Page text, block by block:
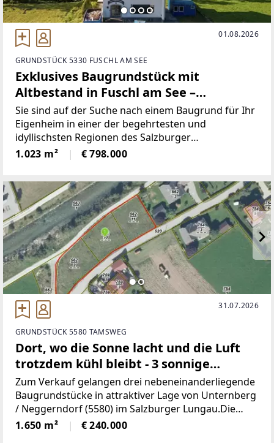
01.08.2026
GRUNDSTÜCK 5330 FUSCHL AM SEE
Exklusives Baugrundstück mit
Altbestand in Fuschl am See –
Wohntraum in Seenähe!
Sie sind auf der Suche nach einem Baugrund für Ihr
Eigenheim in einer der begehrtesten und
idyllischsten Regionen des Salzburger
Salzkammergutes? Dann haben wir genau das
Richtige für Sie! In Fuschl am See, eingebettet in eine
1.023 m² € 798.000
31.07.2026
GRUNDSTÜCK 5580 TAMSWEG
Dort, wo die Sonne lacht und die Luft
trotzdem kühl bleibt - 3 sonnige
Baugründe in Tamsweg
Zum Verkauf gelangen drei nebeneinanderliegende
Baugrundstücke in attraktiver Lage von Unternberg
/ Neggerndorf (5580) im Salzburger Lungau.Die
Grundstücke bieten eine seltene Kombination aus
Ruhe, Naturnähe und flexibler
1.650 m² € 240.000